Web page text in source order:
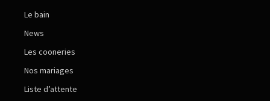
Le bain
News
Les cooneries
Nos mariages
Liste d’attente